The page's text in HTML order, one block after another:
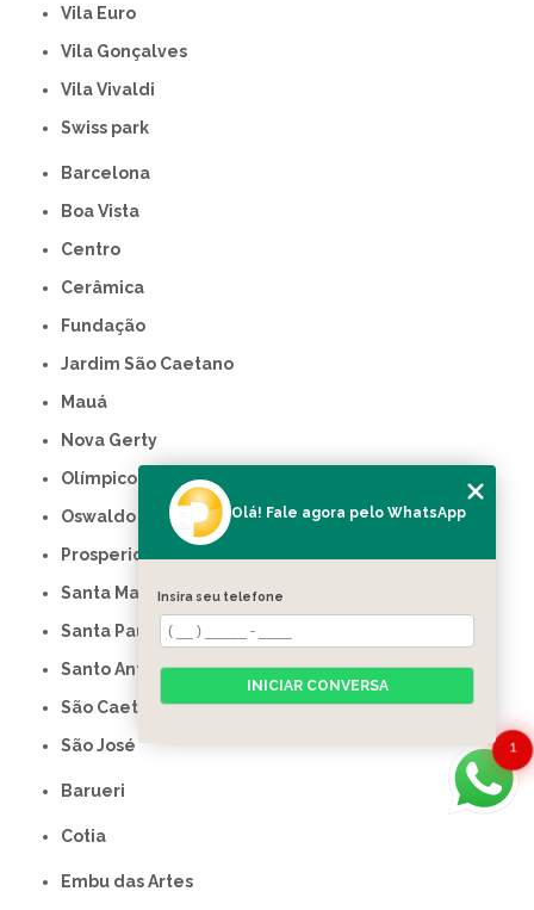
Vila Euro
Vila Gonçalves
Vila Vivaldi
swiss park
Barcelona
Boa Vista
Centro
Cerâmica
Fundação
Jardim São Caetano
Mauá
Nova Gerty
Olímpico
Oswaldo Cruz
Prosperidade
Santa Maria
Santa Paula
Santo Antônio
São Caetano do Sul
São José
Barueri
Cotia
Embu das Artes
1
Olá! Fale agora pelo WhatsApp
Insira seu telefone
INICIAR CONVERSA